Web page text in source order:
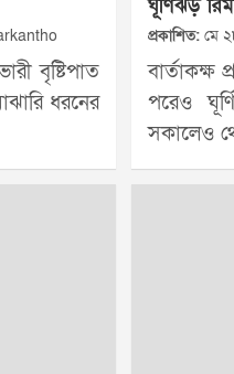
বৃষ্টিপাত
ধরনের
ঘূর্ণিঝড়
প্রকাশিত:মে
পরেও
সকালেও